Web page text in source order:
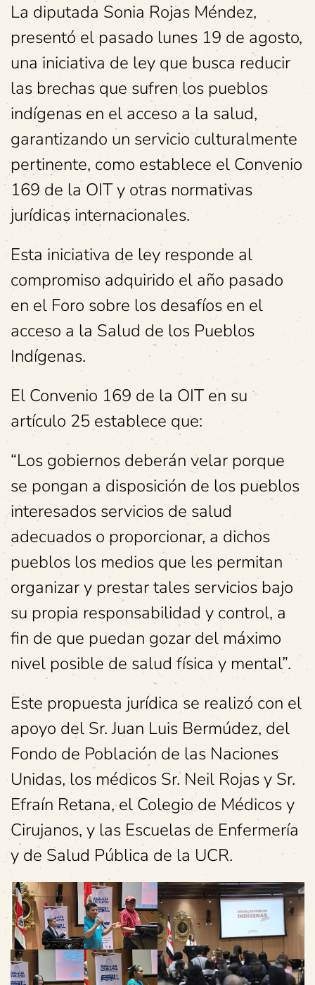
La diputada Sonia Rojas Méndez,
presentó el pasado lunes 19 de agosto,
una iniciativa de ley que busca reducir
las brechas que sufren los pueblos
indígenas en el acceso a la salud,
garantizando un servicio culturalmente
pertinente, como establece el Convenio
169 de la OIT y otras normativas
jurídicas internacionales.
Esta iniciativa de ley responde al
compromiso adquirido el año pasado
en el Foro sobre los desafíos en el
acceso a la Salud de los Pueblos
Indígenas.
El Convenio 169 de la OIT en su
artículo 25 establece que:
“Los gobiernos deberán velar porque
se pongan a disposición de los pueblos
interesados servicios de salud
adecuados o proporcionar, a dichos
pueblos los medios que les permitan
organizar y prestar tales servicios bajo
su propia responsabilidad y control, a
fin de que puedan gozar del máximo
nivel posible de salud física y mental”.
Este propuesta jurídica se realizó con el
apoyo del Sr. Juan Luis Bermúdez, del
Fondo de Población de las Naciones
Unidas, los médicos Sr. Neil Rojas y Sr.
Efraín Retana, el Colegio de Médicos y
Cirujanos, y las Escuelas de Enfermería
y de Salud Pública de la UCR.